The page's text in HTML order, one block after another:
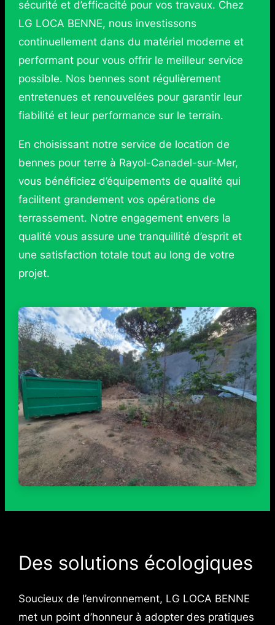
sécurité et d’efficacité pour vos travaux. Chez
LG LOCA BENNE, nous investissons
continuellement dans du matériel moderne et
performant pour vous offrir le meilleur service
possible. Nos bennes sont régulièrement
entretenues et renouvelées pour garantir leur
fiabilité et leur performance sur le terrain.
En choisissant notre service de location de
bennes pour terre à Rayol-Canadel-sur-Mer,
vous bénéficiez d’équipements de qualité qui
facilitent grandement vos opérations de
terrassement. Notre engagement envers la
qualité vous assure une tranquillité d’esprit et
une satisfaction totale tout au long de votre
projet.
Des solutions écologiques
Soucieux de l’environnement, LG LOCA BENNE
met un point d’honneur à adopter des pratiques